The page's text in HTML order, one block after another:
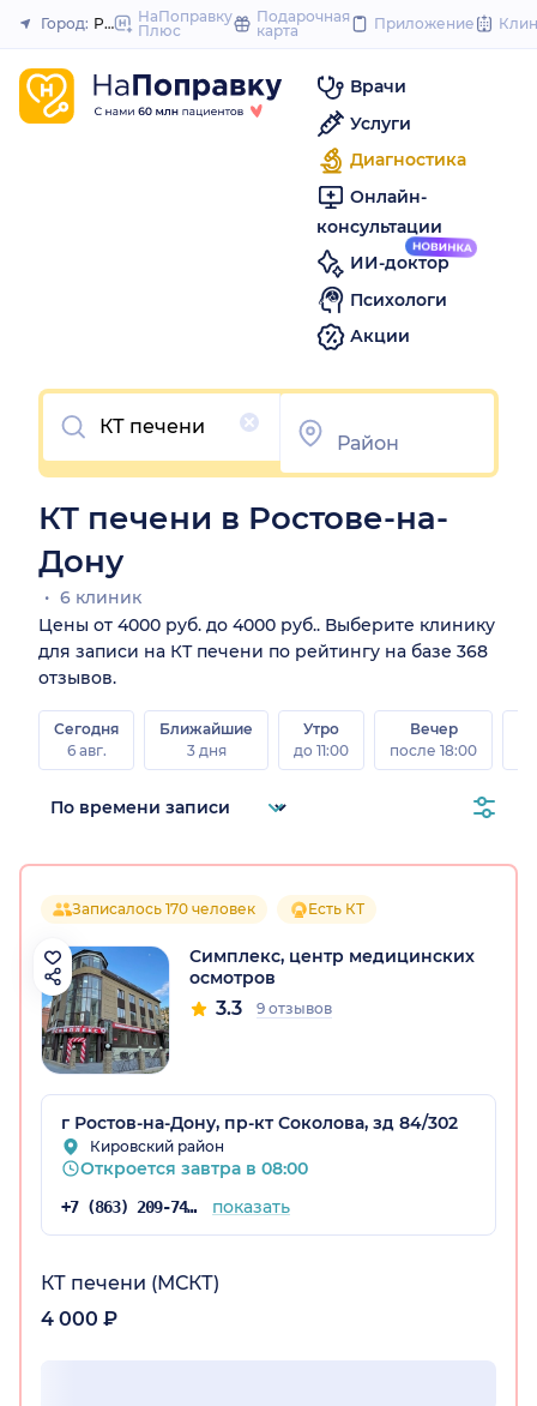
to
Закрыть
Город: Ростов-на-Дону
НаПоправку
Плюс
Подарочная
карта
Приложение
Врачи
Услуги
Диагностика
Онлайн-
консультации
ИИ-доктор
Психологи
Акции
Очистить
КТ печени в Ростове-на-
Дону
6 клиник
Цены от 4000 руб. до 4000 руб.. Выберите клинику
для записи на КТ печени по рейтингу на базе 368
отзывов.
Сегодня
6 авг.
Ближайшие
3 дня
Утро
до 11:00
Вечер
после 18:00
Записалось 170 человек Есть КТ
Симплекс, центр медицинских
осмотров
3.3 9 отзывов
г Ростов-на-Дону, пр-кт Соколова, зд 84/302
Кировский район
Откроется завтра в 08:00
+7 (863) 209-74-35 показать
КТ печени (МСКТ)
4 000 ₽